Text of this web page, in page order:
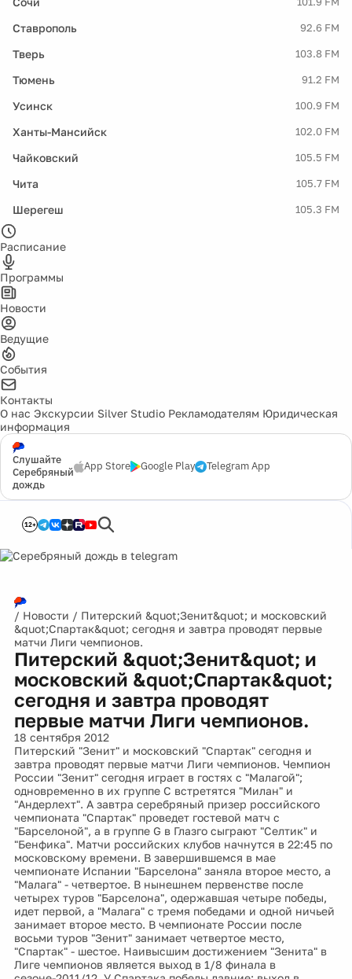
Ставрополь 92.6 FM
Тверь 103.8 FM
Тюмень 91.2 FM
Усинск 100.9 FM
Ханты-Мансийск 102.0 FM
Чайковский 105.5 FM
Чита 105.7 FM
Шерегеш 105.3 FM
Расписание
Программы
Новости
Ведущие
События
Контакты
О нас Экскурсии Silver Studio Рекламодателям Юридическая
информация
Слушайте
Серебряный
дождь
App Store Google Play Telegram App
12+
/ Новости / Питерский &quot;Зенит&quot; и московский
&quot;Спартак&quot; сегодня и завтра проводят первые
матчи Лиги чемпионов.
Питерский &quot;Зенит&quot; и
московский &quot;Спартак&quot;
сегодня и завтра проводят
первые матчи Лиги чемпионов.
18 сентября 2012
Питерский "Зенит" и московский "Спартак" сегодня и
завтра проводят первые матчи Лиги чемпионов. Чемпион
России "Зенит" сегодня играет в гостях с "Малагой";
одновременно в их группе C встретятся "Милан" и
"Андерлехт". А завтра серебряный призер российского
чемпионата "Спартак" проведет гостевой матч с
"Барселоной", а в группе G в Глазго сыграют "Селтик" и
"Бенфика". Матчи российских клубов начнутся в 22:45 по
московскому времени. В завершившемся в мае
чемпионате Испании "Барселона" заняла второе место, а
"Малага" - четвертое. В нынешнем первенстве после
четырех туров "Барселона", одержавшая четыре победы,
идет первой, а "Малага" с тремя победами и одной ничьей
занимает второе место. В чемпионате России после
восьми туров "Зенит" занимает четвертое место,
"Спартак" - шестое. Наивысшим достижением "Зенита" в
Лиге чемпионов является выход в 1/8 финала в